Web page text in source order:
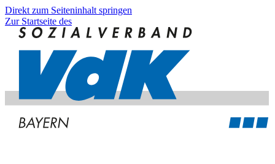
Direkt zum Seiteninhalt springen
Zur Startseite des